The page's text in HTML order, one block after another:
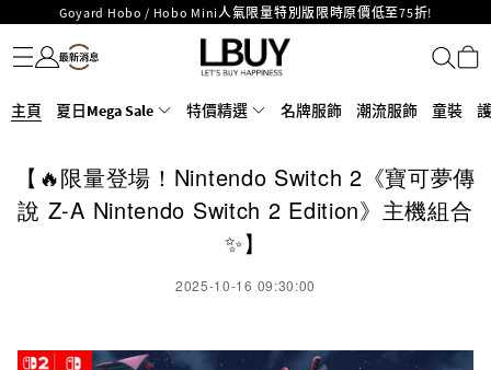
Goyard Hobo / Hobo Mini人氣限量特別版限時原價低至75折!
LBuy呈獻 - Hermès 及 Chanel 手袋及首飾原價低至6折，立即入手!
LBuy Nintendo Switch / Nintendo Switch 2 正規商品零售店登陸MOKO 4樓
重要通告：銀行轉帳及轉數快付款注意事項
LBuy MEGA SALE 精選名牌手袋及小皮具低至6折
名牌服飾
潮流服飾
童裝
護膚美妝
香水香薰
個人護理
母嬰護理
遊戲及精品玩具
文儀用品
家居生活
電子產品
美食
醫藥保健
運動與戶外用品
主頁 夏日Mega Sale 特價精選 名牌服飾 潮流服飾 童裝
【🔥限量登場！Nintendo Switch 2《寶可夢傳
說 Z-A Nintendo Switch 2 Edition》主機組合
✨】
2025-10-16 09:30:00